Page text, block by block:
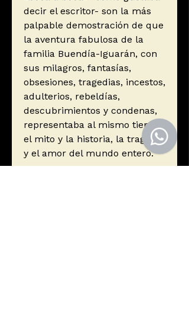
decir el escritor- son la más
palpable demostración de que
la aventura fabulosa de la
familia Buendía-Iguarán, con
sus milagros, fantasías,
obsesiones, tragedias, incestos,
adulterios, rebeldías,
descubrimientos y condenas,
representaba al mismo tiempo
el mito y la historia, la tragedia
y el amor del mundo entero.